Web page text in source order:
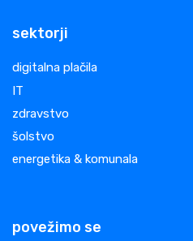
sektorji
digitalna plačila
IT
zdravstvo
šolstvo
energetika & komunala
povežimo se